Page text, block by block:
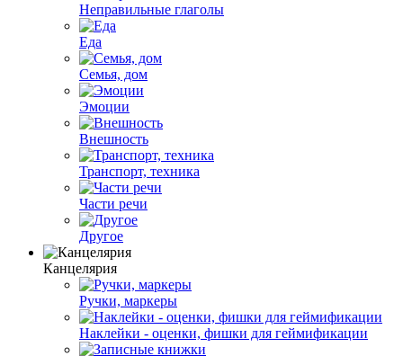
Неправильные глаголы
Еда
Семья, дом
Эмоции
Внешность
Транспорт, техника
Части речи
Другое
Канцелярия
Ручки, маркеры
Наклейки - оценки, фишки для геймификации